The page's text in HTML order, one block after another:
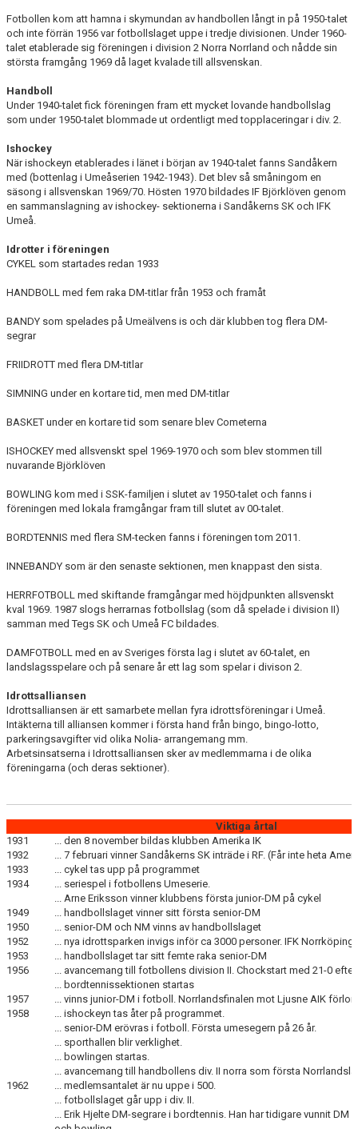
Fotbollen kom att hamna i skymundan av handbollen långt in på 1950-talet
och inte förrän 1956 var fotbollslaget uppe i tredje divisionen. Under 1960-
talet etablerade sig föreningen i division 2 Norra Norrland och nådde sin
största framgång 1969 då laget kvalade till allsvenskan.
Handboll
Under 1940-talet fick föreningen fram ett mycket lovande handbollslag
som under 1950-talet blommade ut ordentligt med topplaceringar i div. 2.
Ishockey
När ishockeyn etablerades i länet i början av 1940-talet fanns Sandåkern
med (bottenlag i Umeåserien 1942-1943). Det blev så småningom en
säsong i allsvenskan 1969/70. Hösten 1970 bildades IF Björklöven genom
en sammanslagning av ishockey- sektionerna i Sandåkerns SK och IFK
Umeå.
Idrotter i föreningen
CYKEL som startades redan 1933
HANDBOLL med fem raka DM-titlar från 1953 och framåt
BANDY som spelades på Umeälvens is och där klubben tog flera DM-
segrar
FRIIDROTT med flera DM-titlar
SIMNING under en kortare tid, men med DM-titlar
BASKET under en kortare tid som senare blev Cometerna
ISHOCKEY med allsvenskt spel 1969-1970 och som blev stommen till
nuvarande Björklöven
BOWLING kom med i SSK-familjen i slutet av 1950-talet och fanns i
föreningen med lokala framgångar fram till slutet av 00-talet.
BORDTENNIS med flera SM-tecken fanns i föreningen tom 2011.
INNEBANDY som är den senaste sektionen, men knappast den sista.
HERRFOTBOLL med skiftande framgångar med höjdpunkten allsvenskt
kval 1969. 1987 slogs herrarnas fotbollslag (som då spelade i division II)
samman med Tegs SK och Umeå FC bildades.
DAMFOTBOLL med en av Sveriges första lag i slutet av 60-talet, en
landslagsspelare och på senare år ett lag som spelar i divison 2.
Idrottsalliansen
Idrottsalliansen är ett samarbete mellan fyra idrottsföreningar i Umeå.
Intäkterna till alliansen kommer i första hand från bingo, bingo-lotto,
parkeringsavgifter vid olika Nolia- arrangemang mm.
Arbetsinsatserna i Idrottsalliansen sker av medlemmarna i de olika
föreningarna (och deras sektioner).
Viktiga årtal
1931
... den 8 november bildas klubben Amerika IK
1932
... 7 februari vinner Sandåkerns SK inträde i RF. (Får inte heta
1933
... cykel tas upp på programmet
1934
... seriespel i fotbollens Umeserie.
... Arne Eriksson vinner klubbens första junior-DM på cykel
1949
... handbollslaget vinner sitt första senior-DM
1950
... senior-DM och NM vinns av handbollslaget
1952
... nya idrottsparken invigs inför ca 3000 personer. IFK
1953
... handbollslaget tar sitt femte raka senior-DM
1956
... avancemang till fotbollens division II. Chockstart med 21-0
... bordtennissektionen startas
1957
... vinns junior-DM i fotboll. Norrlandsfinalen mot Ljusne AIK
1958
... ishockeyn tas åter på programmet.
... senior-DM erövras i fotboll. Första umesegern på 26 år.
... sporthallen blir verklighet.
... bowlingen startas.
... avancemang till handbollens div. II norra som första
1962
... medlemsantalet är nu uppe i 500.
... fotbollslaget går upp i div. II.
... Erik Hjelte DM-segrare i bordtennis. Han har tidigare vunnit